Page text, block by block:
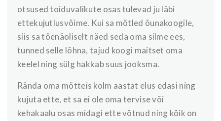
otsused toiduvalikute osas tulevad ju läbi
ettekujutlusvõime. Kui sa mõtled õunakoogile,
siis sa tõenäoliselt näed seda oma silme ees,
tunned selle lõhna, tajud koogi maitset oma
keelel ning sülg hakkab suus jooksma.
Rända oma mõtteis kolm aastat elus edasi ning
kujuta ette, et sa ei ole oma tervise või
kehakaalu osas midagi ette võtnud ning kõik on